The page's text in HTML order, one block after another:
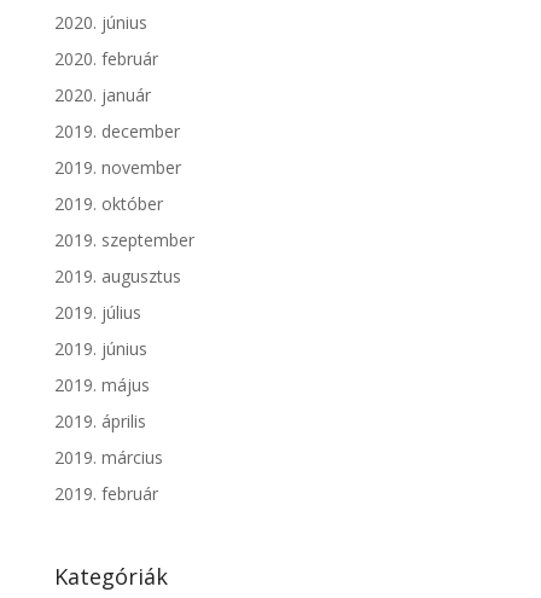
2020. június
2020. február
2020. január
2019. december
2019. november
2019. október
2019. szeptember
2019. augusztus
2019. július
2019. június
2019. május
2019. április
2019. március
2019. február
Kategóriák